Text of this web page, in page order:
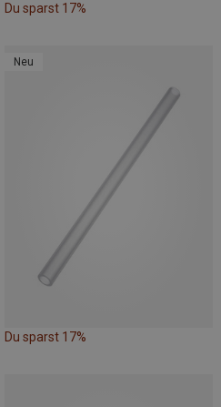
Du sparst 17%
Neu
Du sparst 17%